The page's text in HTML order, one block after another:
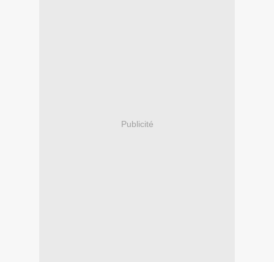
Publicité